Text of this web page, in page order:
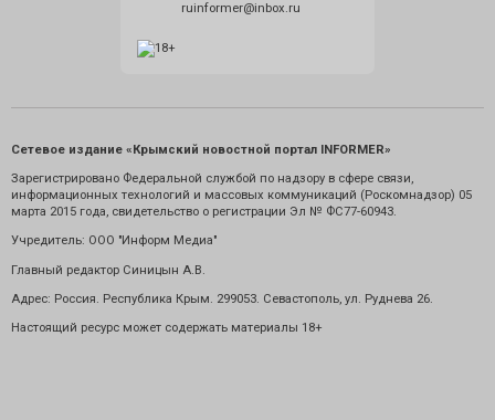
ruinformer@inbox.ru
Сетевое издание «Крымский новостной портал INFORMER»
Зарегистрировано Федеральной службой по надзору в сфере связи,
информационных технологий и массовых коммуникаций (Роскомнадзор) 05
марта 2015 года, свидетельство о регистрации Эл № ФС77-60943.
Учредитель: ООО "Информ Медиа"
Главный редактор Синицын А.В.
Адрес: Россия. Республика Крым. 299053. Севастополь, ул. Руднева 26.
Настоящий ресурс может содержать материалы 18+